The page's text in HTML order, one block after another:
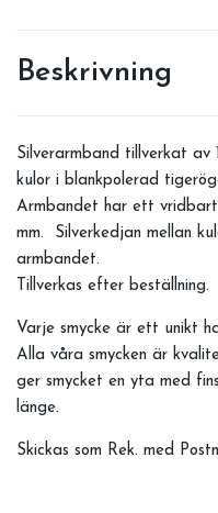
Beskrivning
Silverarmband tillverkat av
kulor i blankpolerad
Armbandet har ett vridbart
mm. Silverkedjan mellan
armbandet.
Tillverkas efter beställning.
Varje smycke är ett unikt
Alla våra smycken är
ger smycket en yta med
länge.
Skickas som Rek. med